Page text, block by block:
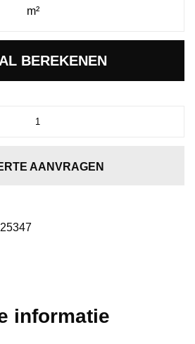
BEREKENEN
AANVRAGEN
informatie